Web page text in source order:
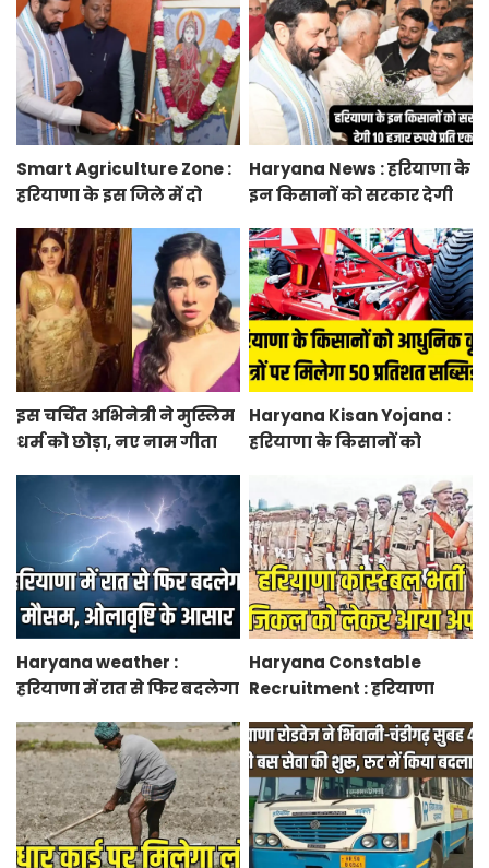
पुरस्कार-2027, ऐसे करें
आवेदन
लिए आवेदन
Smart Agriculture Zone :
हरियाणा के इस जिले में दो
एग्रीकल्चर जोन
Haryana News : हरियाणा के
इन किसानों को सरकार देगी
सीएम सैनी की घोषणा
इस चर्चित अभिनेत्री ने मुस्लिम
धर्म को छोड़ा, नए नाम गीता
Haryana Kisan Yojana :
हरियाणा के किसानों को
50 प्रतिशत सब्सिडी, फटाफट
करें आवेदन
Haryana weather :
हरियाणा में रात से फिर बदलेगा
Haryana Constable
Recruitment : हरियाणा
लेकर आया अपडेट, हर पद के
लिए 55 युवाओं ने किया
आवेदन